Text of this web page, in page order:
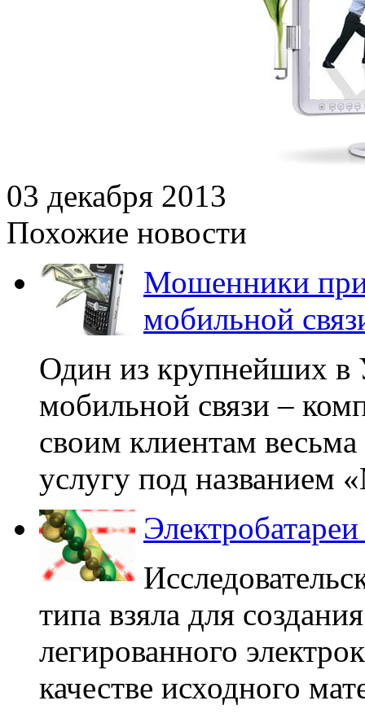
03 декабря 2013
Похожие новости
Мошенники
мобильной
Один из крупнейших в
мобильной связи –
своим клиентам
услугу под названием
типа взяла для
легированного
качестве исходного